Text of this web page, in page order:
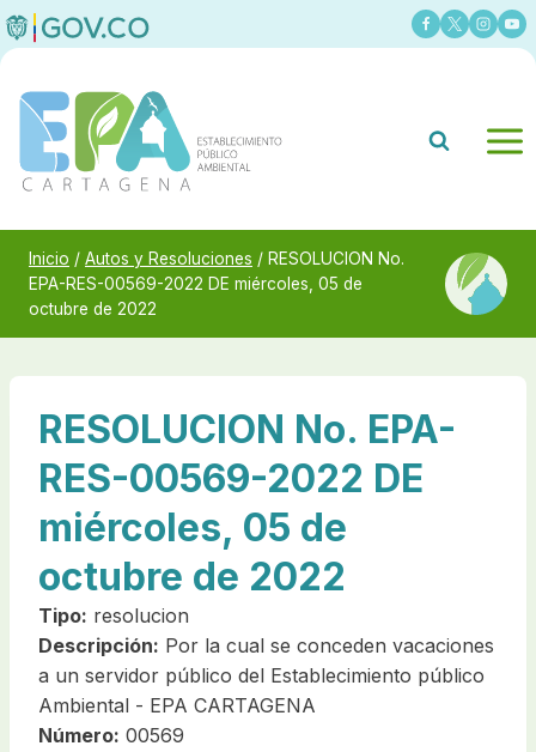
Saltar
al
Inicio / Autos y Resoluciones / RESOLUCION No.
EPA-RES-00569-2022 DE miércoles, 05 de
octubre de 2022
RESOLUCION No. EPA-
RES-00569-2022 DE
miércoles, 05 de
octubre de 2022
Tipo: resolucion
Descripción: Por la cual se conceden vacaciones
a un servidor público del Establecimiento público
Ambiental - EPA CARTAGENA
Número: 00569